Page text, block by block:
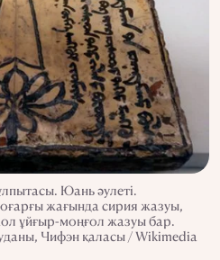
Юань әулеті.
жағында сирия жазуы,
ұйғыр-моңғол жазуы бар.
Чифэн қаласы / Wikimedia